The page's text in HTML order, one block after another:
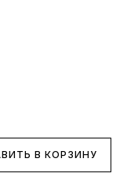
В КОРЗИНУ